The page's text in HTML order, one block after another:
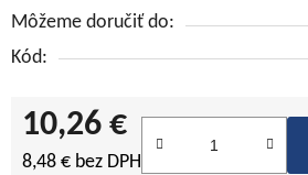
Môžeme doručiť do:
Kód:
10,26 €
8,48 € bez DPH